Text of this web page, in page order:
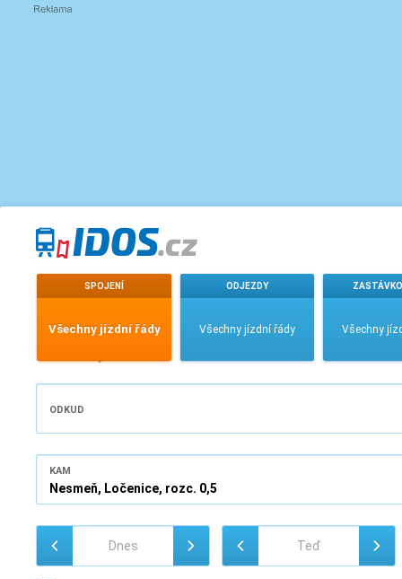
SPOJENÍ
Všechny jízdní řády
ODJEZDY
Všechny jízdní řády Všechny
ODKUD
KAM